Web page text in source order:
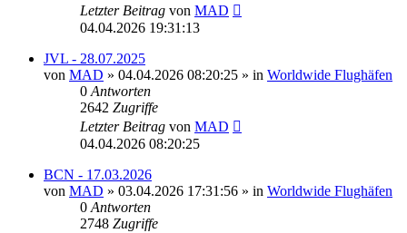
Letzter Beitrag von MAD
04.04.2026 19:31:13
JVL - 28.07.2025
von MAD » 04.04.2026 08:20:25 » in Worldwide Flughäfen
0 Antworten
2642 Zugriffe
Letzter Beitrag von MAD
04.04.2026 08:20:25
BCN - 17.03.2026
von MAD » 03.04.2026 17:31:56 » in Worldwide Flughäfen
0 Antworten
2748 Zugriffe